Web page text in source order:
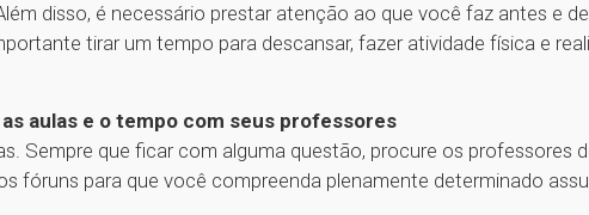
disso, é necessário prestar atenção ao que você faz antes e
tirar um tempo para descansar, fazer atividade física e
aulas e o tempo com seus professores
Sempre que ficar com alguma questão, procure os professores
fóruns para que você compreenda plenamente determinado